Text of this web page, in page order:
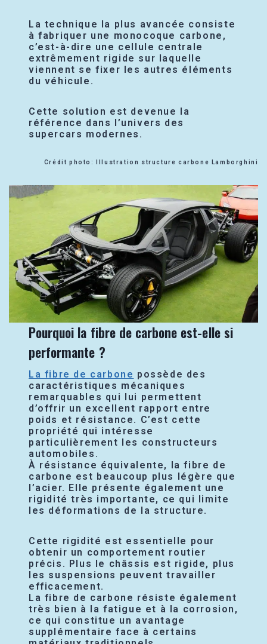
La technique la plus avancée consiste
à fabriquer une monocoque carbone,
c’est-à-dire une cellule centrale
extrêmement rigide sur laquelle
viennent se fixer les autres éléments
du véhicule.
Cette solution est devenue la
référence dans l’univers des
supercars modernes.
Crédit photo: Illustration structure carbone Lamborghini
Pourquoi la fibre de carbone est-elle si
performante ?
La fibre de carbone possède des
caractéristiques mécaniques
remarquables qui lui permettent
d’offrir un excellent rapport entre
poids et résistance. C’est cette
propriété qui intéresse
particulièrement les constructeurs
automobiles.
À résistance équivalente, la fibre de
carbone est beaucoup plus légère que
l’acier. Elle présente également une
rigidité très importante, ce qui limite
les déformations de la structure.
Cette rigidité est essentielle pour
obtenir un comportement routier
précis. Plus le châssis est rigide, plus
les suspensions peuvent travailler
efficacement.
La fibre de carbone résiste également
très bien à la fatigue et à la corrosion,
ce qui constitue un avantage
supplémentaire face à certains